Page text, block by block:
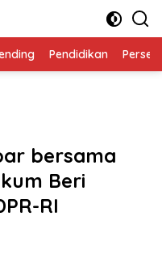
Pendidikan
bersama
Beri
RI